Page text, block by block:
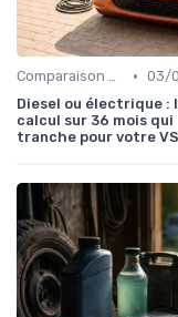
Comparaison des Modèles • 03/
Diesel ou électrique :
calcul sur 36 mois qui
tranche pour votre